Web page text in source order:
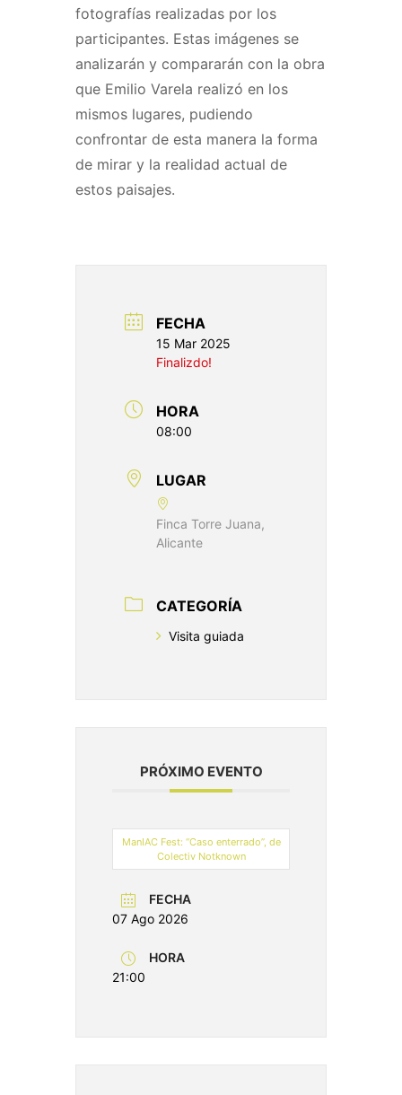
fotografías realizadas por los
participantes. Estas imágenes se
analizarán y compararán con la obra
que Emilio Varela realizó en los
mismos lugares, pudiendo
confrontar de esta manera la forma
de mirar y la realidad actual de
estos paisajes.
FECHA
15 Mar 2025
Finalizdo!
HORA
08:00
LUGAR
Finca Torre Juana,
Alicante
CATEGORÍA
Visita guiada
PRÓXIMO EVENTO
ManIAC Fest: “Caso enterrado”, de
Colectiv Notknown
FECHA
07 Ago 2026
HORA
21:00